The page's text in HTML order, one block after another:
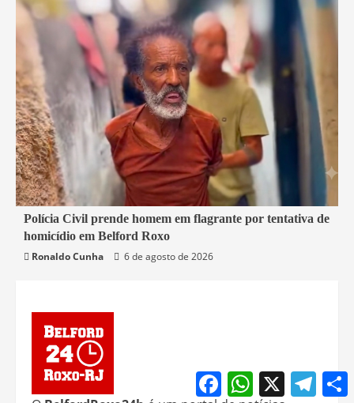
2 min read
Belford Roxo
Segurança
Polícia Civil prende homem em flagrante por tentativa de
homicídio em Belford Roxo
Ronaldo Cunha
6 de agosto de 2026
FacebookWhatsApp
X